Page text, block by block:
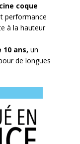
coque
performance
à la hauteur
10 ans, un
de longues